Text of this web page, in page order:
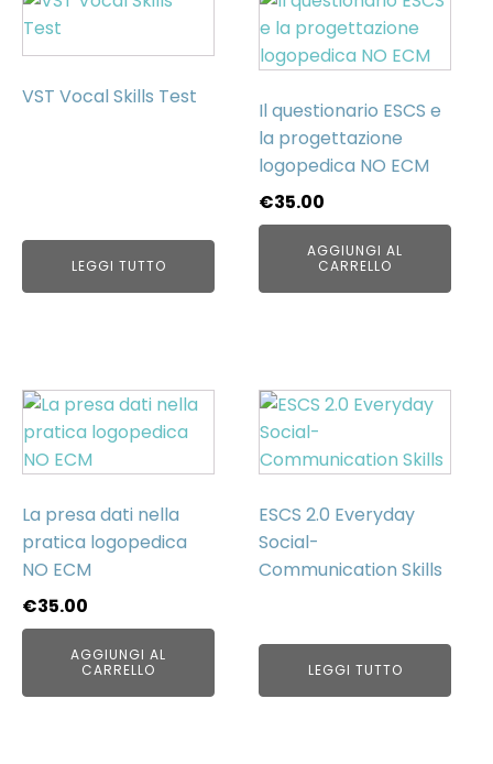
VST Vocal Skills Test
LEGGI TUTTO
Il questionario ESCS e
la progettazione
logopedica NO ECM
€35.00
AGGIUNGI AL
CARRELLO
La presa dati nella
pratica logopedica
NO ECM
€35.00
AGGIUNGI AL
CARRELLO
ESCS 2.0 Everyday
Social-
Communication Skills
LEGGI TUTTO